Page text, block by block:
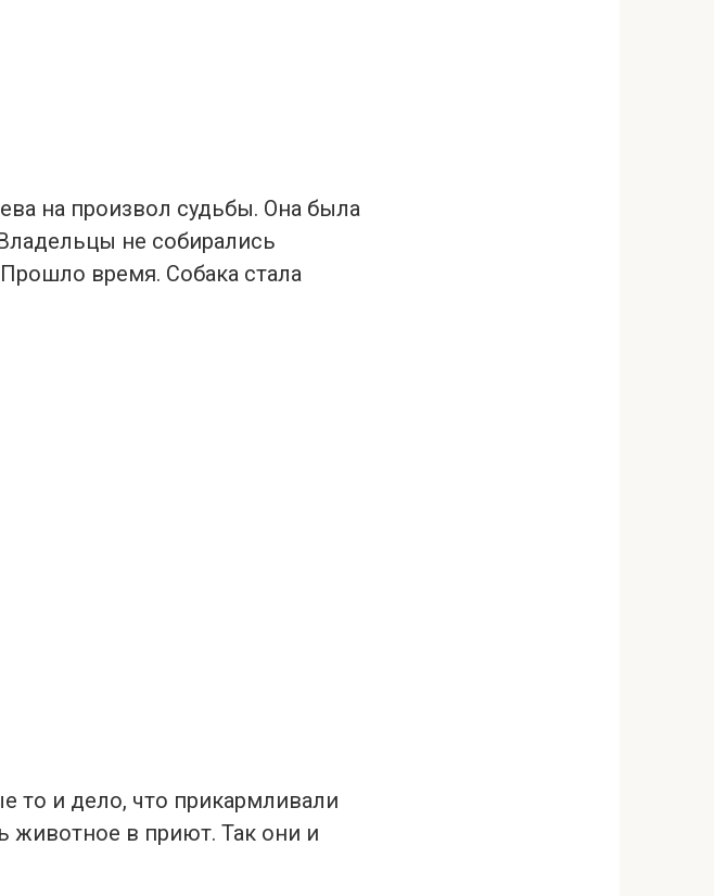
на произвол судьбы. Она была
не собирались
время. Собака стала
то и дело, что прикармливали
животное в приют. Так они и